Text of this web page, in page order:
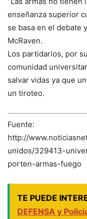
enseñanza superior
se basa en el debate
McRaven.
Los partidarios, por
comunidad
salvar vidas ya que
un tiroteo.
Fuente:
http://
unidos/329413-
porten-armas-fuego
TE PUEDE
DEFENSA y